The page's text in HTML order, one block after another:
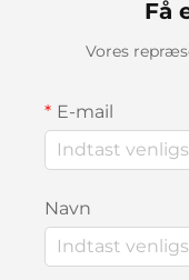
Få
Vores
E-mail
Navn